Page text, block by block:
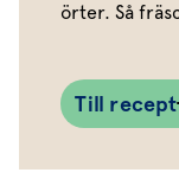
örter. Så
Till recept